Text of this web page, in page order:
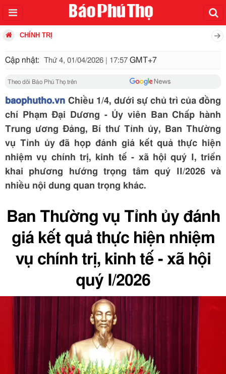
CHÍNH TRỊ
Cập nhật: Thứ 4, 01/04/2026 | 17:57 GMT+7
Theo dõi Báo Phú Thọ trên
baophutho.vn Chiều 1/4, dưới sự chủ trì của đồng
chí Phạm Đại Dương - Ủy viên Ban Chấp hành
Trung ương Đảng, Bí thư Tỉnh ủy, Ban Thường
vụ Tỉnh ủy đã họp đánh giá kết quả thực hiện
nhiệm vụ chính trị, kinh tế - xã hội quý I, triển
khai phương hướng trọng tâm quý II/2026 và
nhiều nội dung quan trọng khác.
Ban Thường vụ Tỉnh ủy đánh
giá kết quả thực hiện nhiệm
vụ chính trị, kinh tế - xã hội
quý I/2026